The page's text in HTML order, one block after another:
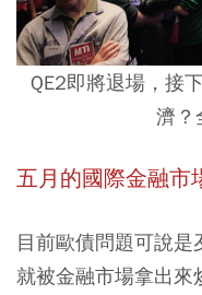
QE2即將退場，接
濟？
五月的國際金融市
目前歐債問題可說是
就被金融市場拿出來